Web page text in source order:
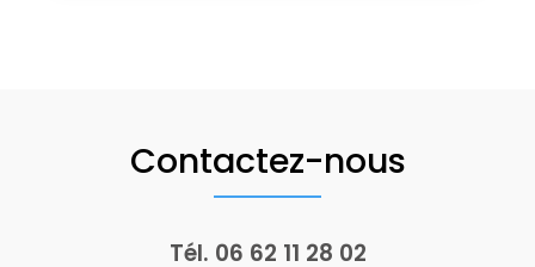
Contactez-nous
Tél. 06 62 11 28 02